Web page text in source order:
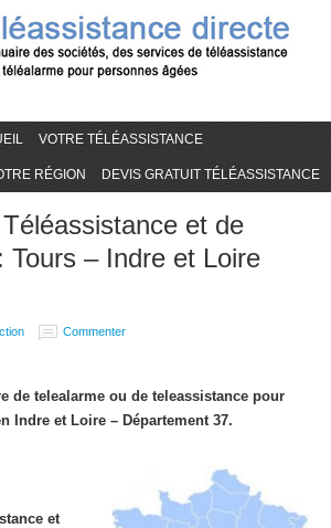
VOTRE TÉLÉASSISTANCE
RÉGION DEVIS GRATUIT TÉLÉASSISTANCE
et de
Tours – Indre et Loire
Commenter
de telealarme ou de teleassistance pour
Indre et Loire – Département 37.
et